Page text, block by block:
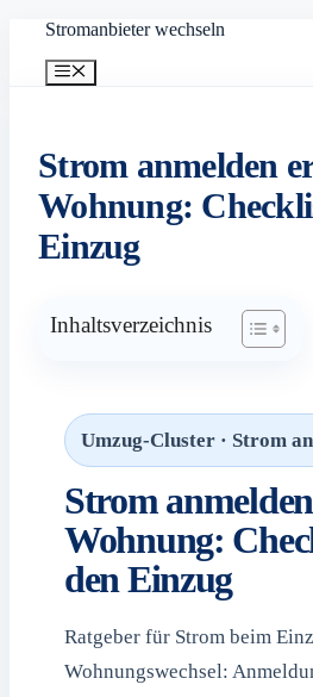
springen
Stromanbieter wechseln
Menü
Strom anmelden
Wohnung:
Einzug
Inhaltsverzeichnis
Umzug-Cluster · Strom
Strom
Wohnung:
den Einzug
Ratgeber für Strom beim
Wohnungswechsel: